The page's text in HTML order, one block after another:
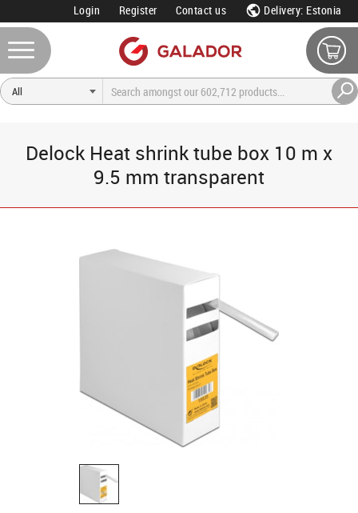
Login Register Contact us Delivery: Estonia
Delock Heat shrink tube box 10 m x
9.5 mm transparent